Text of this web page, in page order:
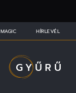
MAGIC HÍRLEVÉL
GYŰRŰ